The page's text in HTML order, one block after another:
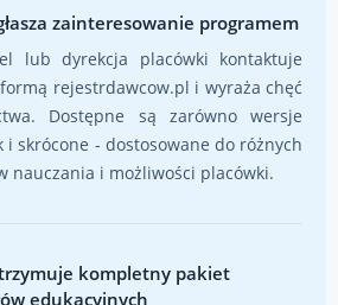
zainteresowanie programem
lub dyrekcja placówki kontaktuje
rejestrdawcow.pl i wyraża chęć
Dostępne są zarówno wersje
i skrócone - dostosowane do różnych
nauczania i możliwości placówki.
kompletny pakiet
edukacyjnych